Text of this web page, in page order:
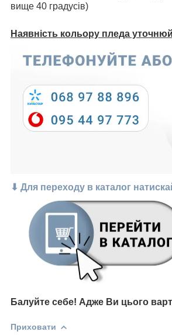
вище 40 градусів)
Наявність кольору пледа
⬇ Для переходу в каталог
Балуйте себе! Адже Ви цього
Приховати